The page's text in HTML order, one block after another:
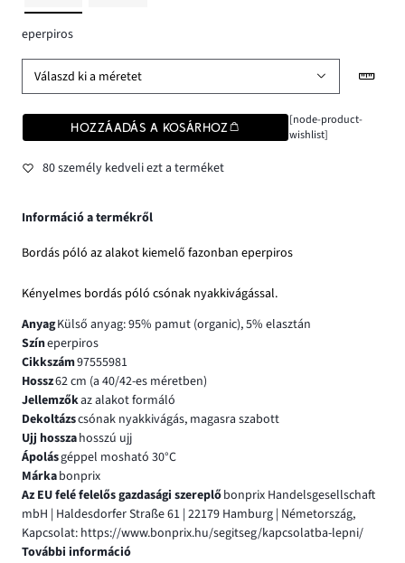
eperpiros
Válaszd ki a méretet
HOZZÁADÁS A KOSÁRHOZ
[node-product-
wishlist]
80 személy kedveli ezt a terméket
Információ a termékről
Bordás póló az alakot kiemelő fazonban eperpiros
Kényelmes bordás póló csónak nyakkivágással.
AnyagKülső anyag: 95% pamut (organic), 5% elasztán
Színeperpiros
Cikkszám97555981
Hossz62 cm (a 40/42-es méretben)
Jellemzőkaz alakot formáló
Dekoltázscsónak nyakkivágás, magasra szabott
Ujj hosszahosszú ujj
Ápolásgéppel mosható 30°C
Márkabonprix
Az EU felé felelős gazdasági szereplőbonprix Handelsgesellschaft
mbH | Haldesdorfer Straße 61 | 22179 Hamburg | Németország,
Kapcsolat: https://www.bonprix.hu/segitseg/kapcsolatba-lepni/
További információ